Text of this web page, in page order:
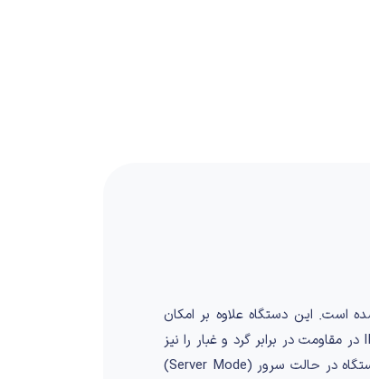
است. این دستگاه علاوه بر امکان
استفاده برای کنترل تردد، قابلیت استفاده در سیستم های حضور و غیاب را نیز دارا بوده و همینطور دارای گواهینامه IP65 در مقاومت در برابر گرد و غبار را نیز
می‌باشد. این دستگاه با داشتن قابلیت شبکه، هم به صورت سرور و هم به صورت مستقل عمل می‌کند. در صورتیکه دستگاه در حالت سرور (Server Mode)